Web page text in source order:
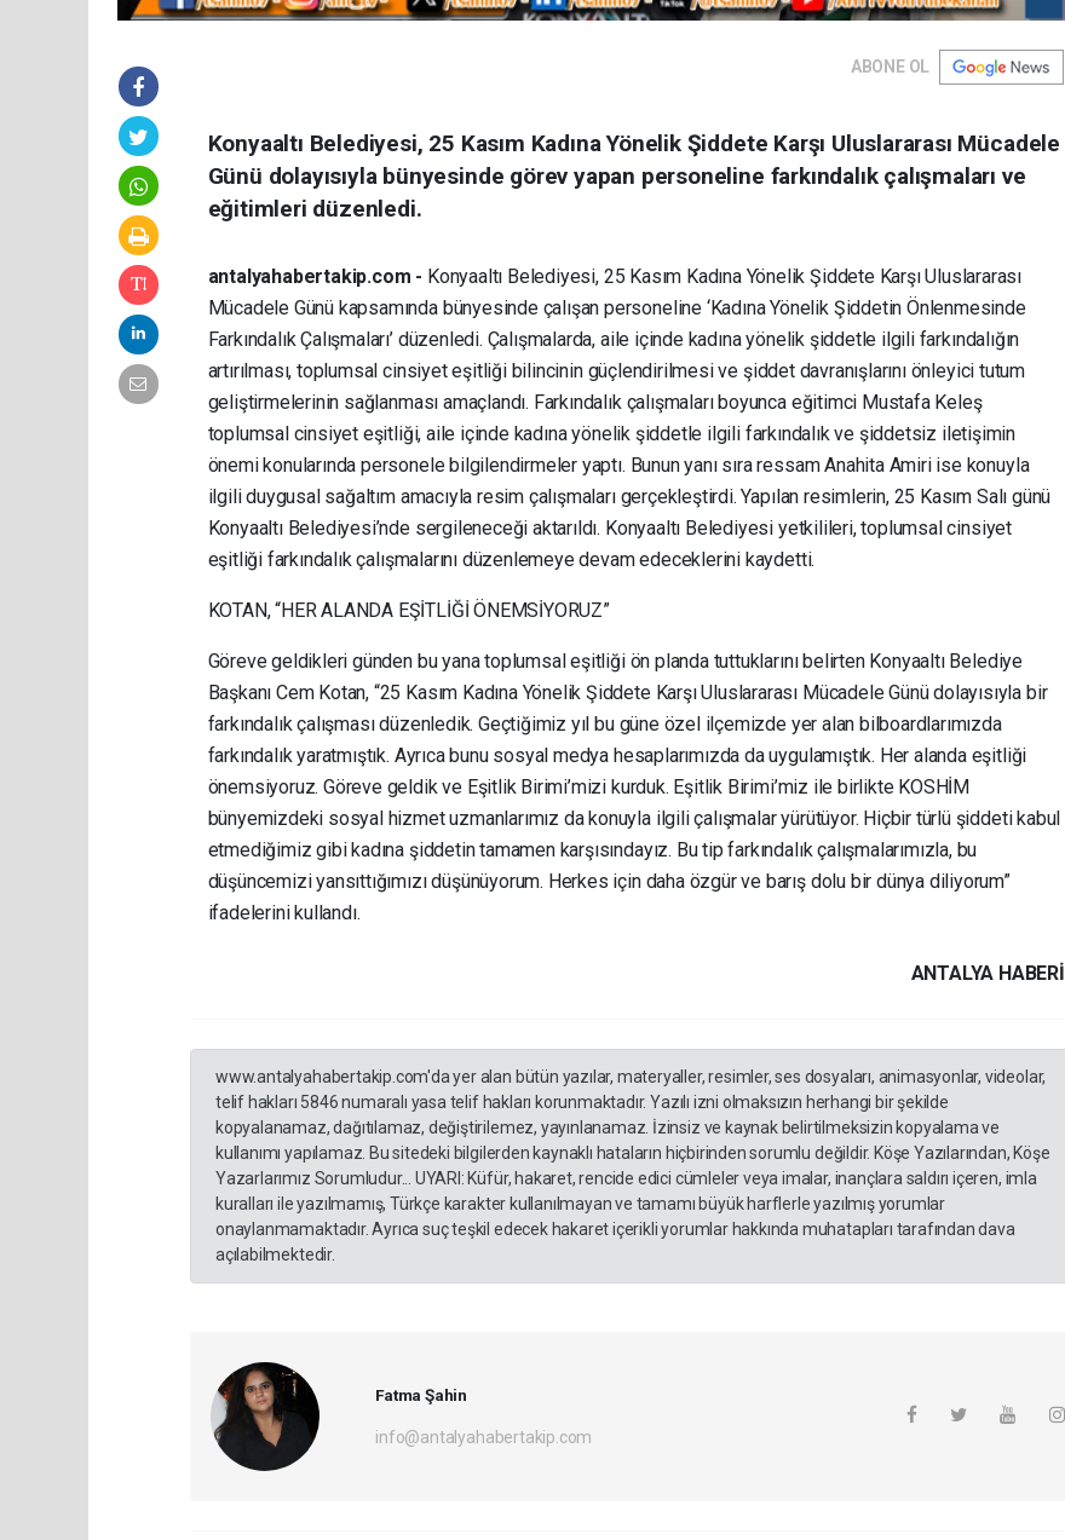
ABONE OL
Konyaaltı Belediyesi, 25 Kasım Kadına Yönelik Şiddete Karşı Uluslararası Mücadele
Günü dolayısıyla bünyesinde görev yapan personeline farkındalık çalışmaları ve
eğitimleri düzenledi.
antalyahabertakip.com - Konyaaltı Belediyesi, 25 Kasım Kadına Yönelik Şiddete Karşı Uluslararası
Mücadele Günü kapsamında bünyesinde çalışan personeline ‘Kadına Yönelik Şiddetin Önlenmesinde
Farkındalık Çalışmaları’ düzenledi. Çalışmalarda, aile içinde kadına yönelik şiddetle ilgili farkındalığın
artırılması, toplumsal cinsiyet eşitliği bilincinin güçlendirilmesi ve şiddet davranışlarını önleyici tutum
geliştirmelerinin sağlanması amaçlandı. Farkındalık çalışmaları boyunca eğitimci Mustafa Keleş
toplumsal cinsiyet eşitliği, aile içinde kadına yönelik şiddetle ilgili farkındalık ve şiddetsiz iletişimin
önemi konularında personele bilgilendirmeler yaptı. Bunun yanı sıra ressam Anahita Amiri ise konuyla
ilgili duygusal sağaltım amacıyla resim çalışmaları gerçekleştirdi. Yapılan resimlerin, 25 Kasım Salı günü
Konyaaltı Belediyesi’nde sergileneceği aktarıldı. Konyaaltı Belediyesi yetkilileri, toplumsal cinsiyet
eşitliği farkındalık çalışmalarını düzenlemeye devam edeceklerini kaydetti.
KOTAN, “HER ALANDA EŞİTLİĞİ ÖNEMSİYORUZ”
Göreve geldikleri günden bu yana toplumsal eşitliği ön planda tuttuklarını belirten Konyaaltı Belediye
Başkanı Cem Kotan, “25 Kasım Kadına Yönelik Şiddete Karşı Uluslararası Mücadele Günü dolayısıyla bir
farkındalık çalışması düzenledik. Geçtiğimiz yıl bu güne özel ilçemizde yer alan bilboardlarımızda
farkındalık yaratmıştık. Ayrıca bunu sosyal medya hesaplarımızda da uygulamıştık. Her alanda eşitliği
önemsiyoruz. Göreve geldik ve Eşitlik Birimi’mizi kurduk. Eşitlik Birimi’miz ile birlikte KOSHİM
bünyemizdeki sosyal hizmet uzmanlarımız da konuyla ilgili çalışmalar yürütüyor. Hiçbir türlü şiddeti kabul
etmediğimiz gibi kadına şiddetin tamamen karşısındayız. Bu tip farkındalık çalışmalarımızla, bu
düşüncemizi yansıttığımızı düşünüyorum. Herkes için daha özgür ve barış dolu bir dünya diliyorum”
ifadelerini kullandı.
ANTALYA HABERİ
www.antalyahabertakip.com'da yer alan bütün yazılar, materyaller, resimler, ses dosyaları, animasyonlar, videolar,
telif hakları 5846 numaralı yasa telif hakları korunmaktadır. Yazılı izni olmaksızın herhangi bir şekilde
kopyalanamaz, dağıtılamaz, değiştirilemez, yayınlanamaz. İzinsiz ve kaynak belirtilmeksizin kopyalama ve
kullanımı yapılamaz. Bu sitedeki bilgilerden kaynaklı hataların hiçbirinden sorumlu değildir. Köşe Yazılarından, Köşe
Yazarlarımız Sorumludur... UYARI: Küfür, hakaret, rencide edici cümleler veya imalar, inançlara saldırı içeren, imla
kuralları ile yazılmamış, Türkçe karakter kullanılmayan ve tamamı büyük harflerle yazılmış yorumlar
onaylanmamaktadır. Ayrıca suç teşkil edecek hakaret içerikli yorumlar hakkında muhatapları tarafından dava
açılabilmektedir.
Fatma Şahin
info@antalyahabertakip.com